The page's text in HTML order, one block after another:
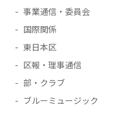
事業通信・委員会
国際関係
東日本区
区報・理事通信
部・クラブ
ブルーミュージック